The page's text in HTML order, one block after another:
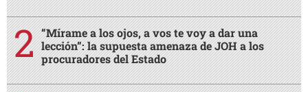
“Mírame a los ojos, a vos te voy a dar una
lección”: la supuesta amenaza de JOH a los
procuradores del Estado